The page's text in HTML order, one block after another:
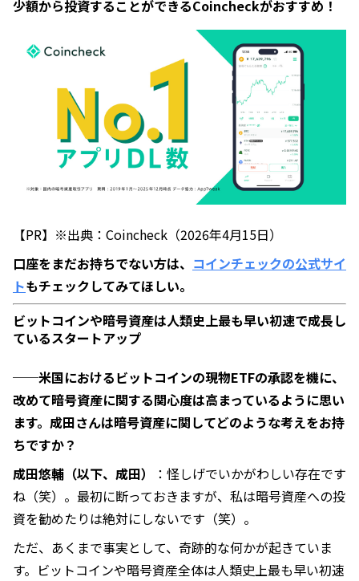
少額から投資することができるCoincheckがおすすめ！
【PR】※出典：Coincheck（2026年4月15日）
口座をまだお持ちでない方は、 コインチェックの公式サイ
トもチェックしてみてほしい。
ビットコインや暗号資産は人類史上最も早い初速で成長し
ているスタートアップ
──米国におけるビットコインの現物ETFの承認を機に、
改めて暗号資産に関する関心度は高まっているように思い
ます。成田さんは暗号資産に関してどのような考えをお持
ちですか？
成田悠輔（以下、成田）
：怪しげでいかがわしい存在です
ね（笑）。最初に断っておきますが、私は暗号資産への投
資を勧めたりは絶対にしないです（笑）。
ただ、あくまで事実として、奇跡的な何かが起きていま
す。ビットコインや暗号資産全体は人類史上最も早い初速